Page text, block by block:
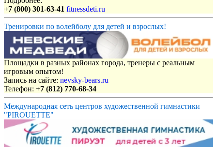
+7 (800) 301-63-41 fitnessdeti.ru
Тренировки по волейболу для детей и взрослых!
Площадки в разных районах города, тренеры с реальным
игровым опытом!
Запись на сайте: nevsky-bears.ru
Телефон: +7 (812) 770-68-34
Международная сеть центров художественной гимнастики
"PIROUETTE"